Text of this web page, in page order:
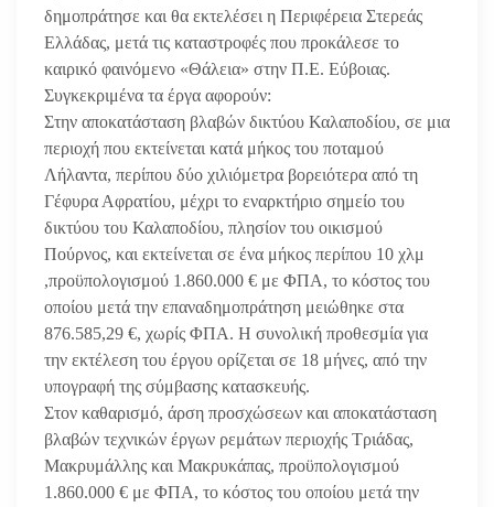
δημοπράτησε και θα εκτελέσει η Περιφέρεια Στερεάς
Ελλάδας, μετά τις καταστροφές που προκάλεσε το
καιρικό φαινόμενο «Θάλεια» στην Π.Ε. Εύβοιας.
Συγκεκριμένα τα έργα αφορούν:
Στην αποκατάσταση βλαβών δικτύου Καλαποδίου, σε μια
περιοχή που εκτείνεται κατά μήκος του ποταμού
Λήλαντα, περίπου δύο χιλιόμετρα βορειότερα από τη
Γέφυρα Αφρατίου, μέχρι το εναρκτήριο σημείο του
δικτύου του Καλαποδίου, πλησίον του οικισμού
Πούρνος, και εκτείνεται σε ένα μήκος περίπου 10 χλμ
,προϋπολογισμού 1.860.000 € με ΦΠΑ, το κόστος του
οποίου μετά την επαναδημοπράτηση μειώθηκε στα
876.585,29 €, χωρίς ΦΠΑ. Η συνολική προθεσμία για
την εκτέλεση του έργου ορίζεται σε 18 μήνες, από την
υπογραφή της σύμβασης κατασκευής.
Στον καθαρισμό, άρση προσχώσεων και αποκατάσταση
βλαβών τεχνικών έργων ρεμάτων περιοχής Τριάδας,
Μακρυμάλλης και Μακρυκάπας, προϋπολογισμού
1.860.000 € με ΦΠΑ, το κόστος του οποίου μετά την